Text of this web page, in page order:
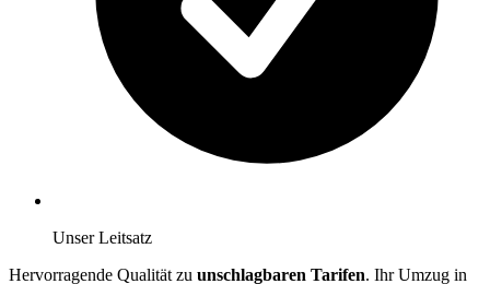
Unser Leitsatz
Hervorragende Qualität zu unschlagbaren Tarifen. Ihr Umzug in